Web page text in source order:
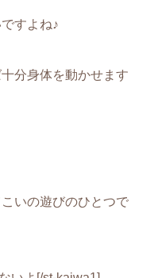
すよね♪
分身体を動かせます
いの遊びのひとつで